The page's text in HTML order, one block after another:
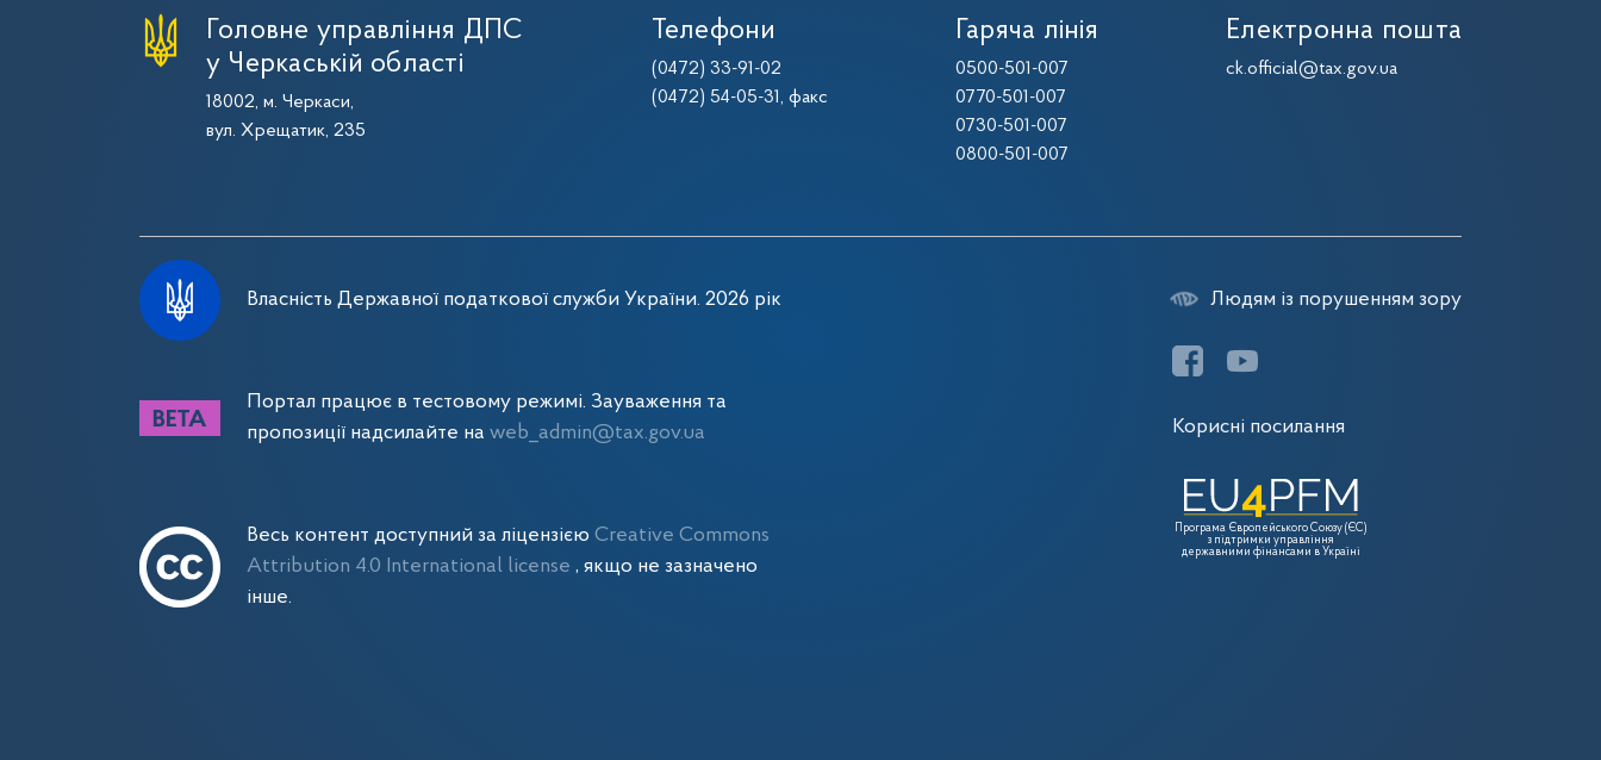
Головне управління ДПС
у Черкаській області
18002, м. Черкаси,
вул. Хрещатик, 235
Телефони
(0472) 33-91-02
(0472) 54-05-31 , факс
Гаряча лінія
0500-501-007
0770-501-007
0730-501-007
0800-501-007
Електронна пошта
ck.official@tax.gov.ua
Власність Державної податкової служби України. 2026 рік
Портал працює в тестовому режимі. Зауваження та
пропозиції надсилайте на web_admin@tax.gov.ua
Весь контент доступний за ліцензією Creative Commons
Attribution 4.0 International license , якщо не зазначено
інше.
Людям із порушенням зору
Корисні посилання
Програма Європейського Союзу (ЄС)
з підтримки управління
державними фінансами в Україні